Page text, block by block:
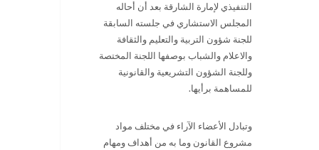
التنفيذي لإمارة الشارقة بعد أن أحاله
المجلس الاستشاري في جلسته السابقة
للجنة شؤون التربية والتعليم والثقافة
والاعلام والشباب بوصفها اللجنة المختصة
وللجنة الشؤون التشريعية والقانونية
للمساهمة برأيها.
وتبادل الأعضاء الآراء في مختلف مواد
مشروع القانون وما به من أهداف ومهام